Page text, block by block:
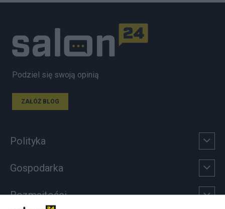
Podziel się swoją opinią
ZAŁÓŻ BLOG
Polityka
Gospodarka
Rozmaitości